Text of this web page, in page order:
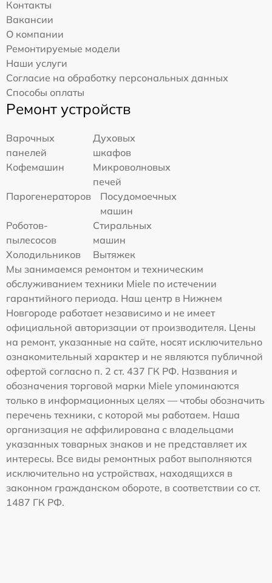
Контакты
Вакансии
О компании
Ремонтируемые модели
Наши услуги
Согласие на обработку персональных данных
Способы оплаты
Ремонт устройств
Варочных
панелей
Духовых
шкафов
Кофемашин
Микроволновых
печей
Парогенераторов
Посудомоечных
машин
Роботов-
пылесосов
Стиральных
машин
Холодильников
Вытяжек
Мы занимаемся ремонтом и техническим
обслуживанием техники Miele по истечении
гарантийного периода. Наш центр в Нижнем
Новгороде работает независимо и не имеет
официальной авторизации от производителя. Цены
на ремонт, указанные на сайте, носят исключительно
ознакомительный характер и не являются публичной
офертой согласно п. 2 ст. 437 ГК РФ. Названия и
обозначения торговой марки Miele упоминаются
только в информационных целях — чтобы обозначить
перечень техники, с которой мы работаем. Наша
организация не аффилирована с владельцами
указанных товарных знаков и не представляет их
интересы. Все виды ремонтных работ выполняются
исключительно на устройствах, находящихся в
законном гражданском обороте, в соответствии со ст.
1487 ГК РФ.